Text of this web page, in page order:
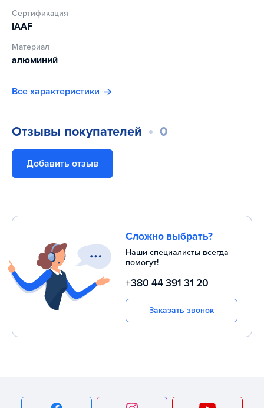
Сертификация
IAAF
Материал
алюминий
Все характеристики
Отзывы покупателей 0
Добавить отзыв
Сложно выбрать?
Наши специалисты всегда
помогут!
+380 44 391 31 20
Заказать звонок